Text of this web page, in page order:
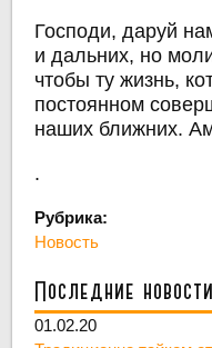
Господи, даруй
и дальних, но
чтобы ту жизнь,
постоянном
наших ближних.
.
Рубрика:
Новость
Последние новости
01.02.20